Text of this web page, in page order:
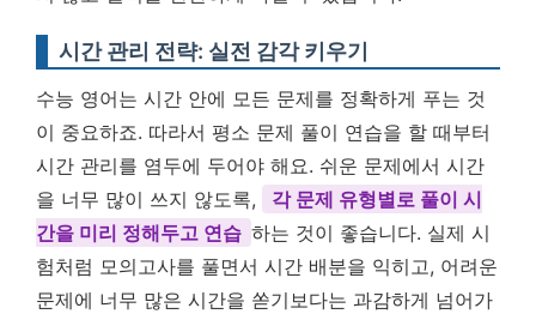
시간 관리 전략: 실전 감각 키우기
수능 영어는 시간 안에 모든 문제를 정확하게 푸는 것
이 중요하죠. 따라서 평소 문제 풀이 연습을 할 때부터
시간 관리를 염두에 두어야 해요. 쉬운 문제에서 시간
을 너무 많이 쓰지 않도록,
각 문제 유형별로 풀이 시
간을 미리 정해두고 연습 하는 것이 좋습니다. 실제 시
험처럼 모의고사를 풀면서 시간 배분을 익히고, 어려운
문제에 너무 많은 시간을 쏟기보다는 과감하게 넘어가